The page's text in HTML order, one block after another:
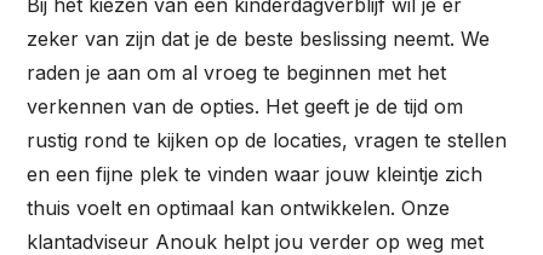
zeker van zijn dat je de beste beslissing neemt. We
raden je aan om al vroeg te beginnen met het
verkennen van de opties. Het geeft je de tijd om
rustig rond te kijken op de locaties, vragen te stellen
en een fijne plek te vinden waar jouw kleintje zich
thuis voelt en optimaal kan ontwikkelen. Onze
klantadviseur Anouk helpt jou verder op weg met